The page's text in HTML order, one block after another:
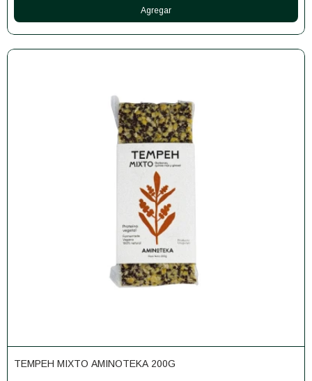
TEMPEH MIXTO AMINOTEKA 200G